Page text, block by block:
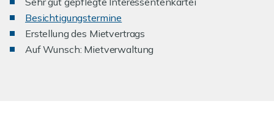
Besichtigungstermine
Erstellung des Mietvertrags
Auf Wunsch: Mietverwaltung